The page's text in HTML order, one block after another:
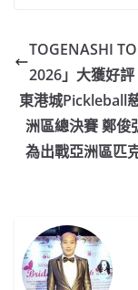
e
b
o
o
k
W
ei
b
o
TOGENASHI
2026」大獲好評
東港城Pickleball
洲區總決賽 鄭俊
為出戰亞洲區匹